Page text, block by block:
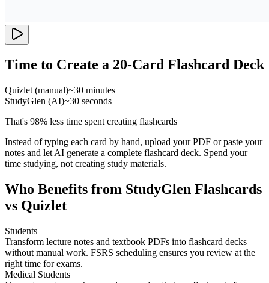
Time to Create a 20-Card Flashcard Deck
Quizlet (manual)~30 minutes
StudyGlen (AI)~30 seconds
That's 98% less time spent creating flashcards
Instead of typing each card by hand, upload your PDF or paste your
notes and let AI generate a complete flashcard deck. Spend your
time studying, not creating study materials.
Who Benefits from StudyGlen Flashcards
vs Quizlet
Students
Transform lecture notes and textbook PDFs into flashcard decks
without manual work. FSRS scheduling ensures you review at the
right time for exams.
Medical Students